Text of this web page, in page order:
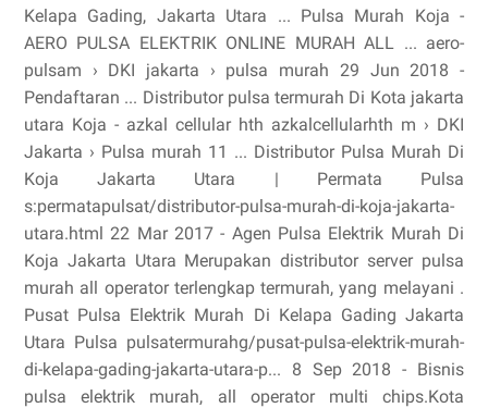
Kelapa Gading, Jakarta Utara ... Pulsa Murah Koja -
AERO PULSA ELEKTRIK ONLINE MURAH ALL ... aero-
pulsam › DKI jakarta › pulsa murah 29 Jun 2018 -
Pendaftaran ... Distributor pulsa termurah Di Kota jakarta
utara Koja - azkal cellular hth azkalcellularhth m › DKI
Jakarta › Pulsa murah 11 ... Distributor Pulsa Murah Di
Koja Jakarta Utara | Permata Pulsa
s:permatapulsat/distributor-pulsa-murah-di-koja-jakarta-
utara.html 22 Mar 2017 - Agen Pulsa Elektrik Murah Di
Koja Jakarta Utara Merupakan distributor server pulsa
murah all operator terlengkap termurah, yang melayani .
Pusat Pulsa Elektrik Murah Di Kelapa Gading Jakarta
Utara Pulsa pulsatermurahg/pusat-pulsa-elektrik-murah-
di-kelapa-gading-jakarta-utara-p... 8 Sep 2018 - Bisnis
pulsa elektrik murah, all operator multi chips.Kota